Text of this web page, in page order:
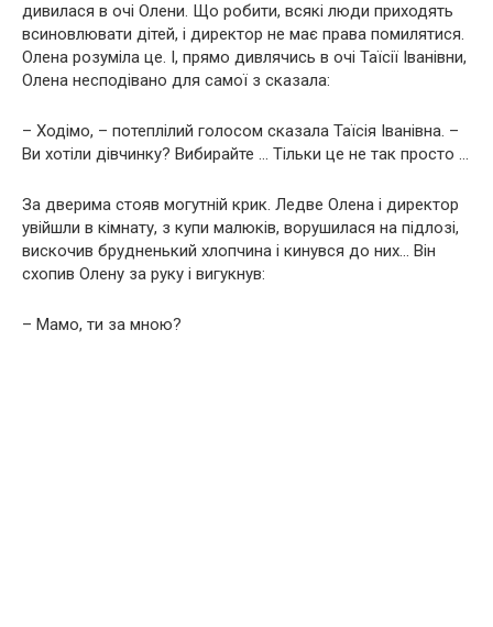
дивилася в очі Олени. Що робити, всякі люди приходять
всиновлювати дітей, і директор не має права помилятися.
Олена розуміла це. І, прямо дивлячись в очі Таїсії Іванівни,
Олена несподівано для самої з сказала:
– Ходімо, – потеплілий голосом сказала Таїсія Іванівна. –
Ви хотіли дівчинку? Вибирайте … Тільки це не так просто …
За дверима стояв могутній крик. Ледве Олена і директор
увійшли в кімнату, з купи малюків, ворушилася на підлозі,
вискочив брудненький хлопчина і кинувся до них… Він
схопив Олену за руку і вигукнув:
– Мамо, ти за мною?